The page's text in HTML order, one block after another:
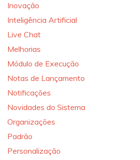
Inovação
Inteligência Artificial
Live Chat
Melhorias
Módulo de Execução
Notas de Lançamento
Notificações
Novidades do Sistema
Organizações
Padrão
Personalização